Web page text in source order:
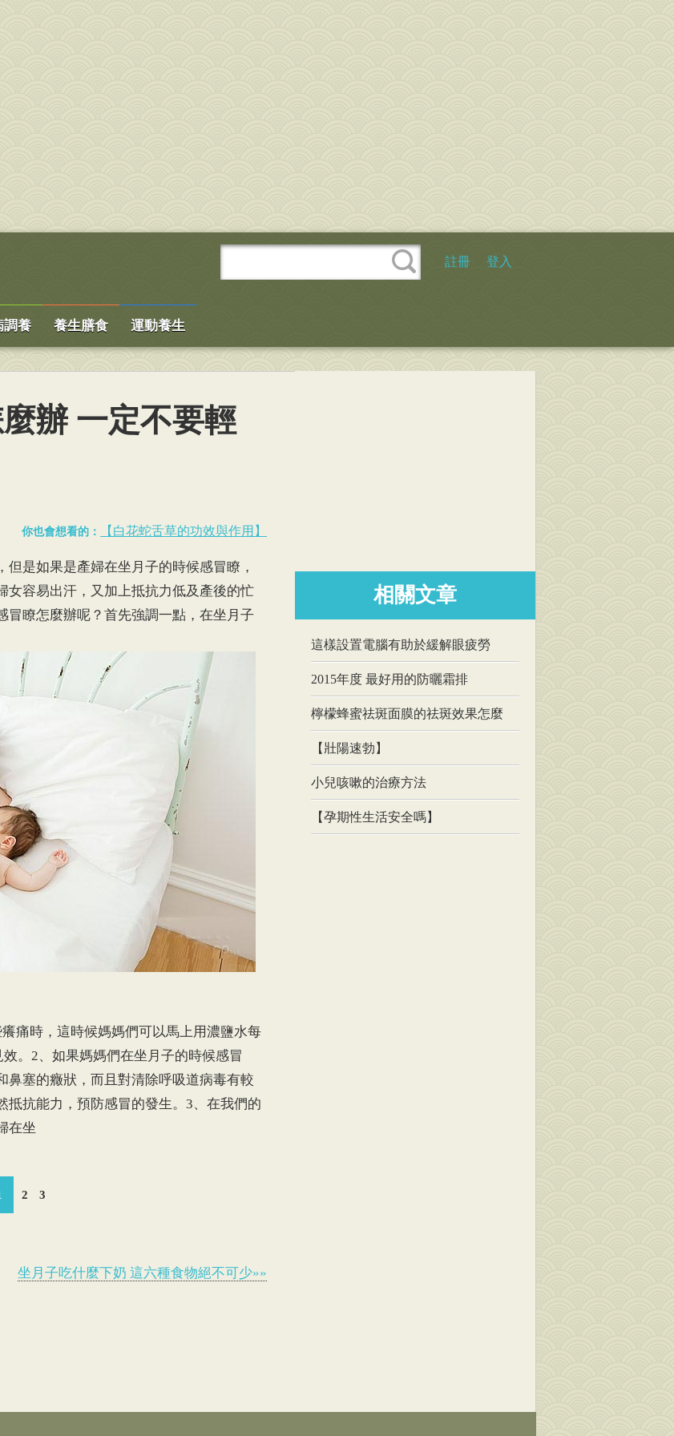
註冊 登入
調養 養生膳食 運動養生
辦 一定不要輕
你也會想看的：
【白花蛇舌草的功效與作用】
是如果是產婦在坐月子的時候感冒瞭，
女容易出汗，又加上抵抗力低及產後的忙
冒瞭怎麼辦呢？首先強調一點，在坐月子
痛時，這時候媽媽們可以馬上用濃鹽水每
。2、如果媽媽們在坐月子的時候感冒
鼻塞的癥狀，而且對清除呼吸道病毒有較
抗能力，預防感冒的發生。3、在我們的
在坐
2 3
坐月子吃什麼下奶 這六種食物絕不可少»»
相關文章
這樣設置電腦有助於緩解眼疲勞
2015年度 最好用的防曬霜排
檸檬蜂蜜祛斑面膜的祛斑效果怎麼
【壯陽速勃】
小兒咳嗽的治療方法
【孕期性生活安全嗎】